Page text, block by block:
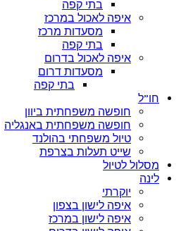
בתי קפה
איפה לאכול במרכז
מסעדות מרכז
בתי קפה
איפה לאכול בדרום
מסעדות דרום
בתי קפה
חו”ל
חופשה משפחתית ביוון
חופשה משפחתית באנגליה
טיול משפחתי בהולנד
שייט תעלות בצרפת
מסלול לטיול
לינה
יוקרתי
איפה לישון בצפון
איפה לישון במרכז